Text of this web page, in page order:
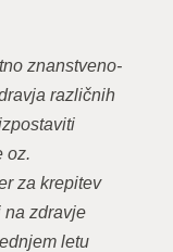
znanstveno-
različnih
oz.
za krepitev
na zdravje
letu